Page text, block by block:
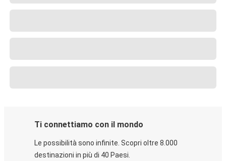
Ti connettiamo con il mondo
Le possibilità sono infinite. Scopri oltre 8.000
destinazioni in più di 40 Paesi.